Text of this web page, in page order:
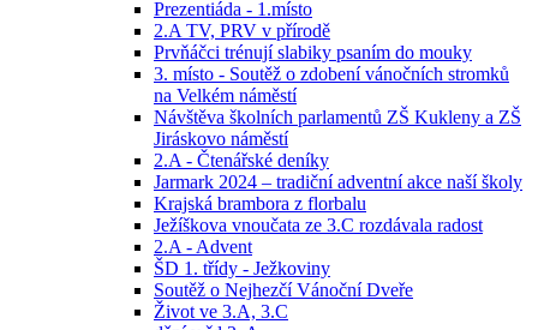
Prezentiáda - 1.místo
2.A TV, PRV v přírodě
Prvňáčci trénují slabiky psaním do mouky
3. místo - Soutěž o zdobení vánočních stromků
na Velkém náměstí
Návštěva školních parlamentů ZŠ Kukleny a ZŠ
Jiráskovo náměstí
2.A - Čtenářské deníky
Jarmark 2024 – tradiční adventní akce naší školy
Krajská brambora z florbalu
Ježíškova vnoučata ze 3.C rozdávala radost
2.A - Advent
ŠD 1. třídy - Ježkoviny
Soutěž o Nejhezčí Vánoční Dveře
Život ve 3.A, 3.C